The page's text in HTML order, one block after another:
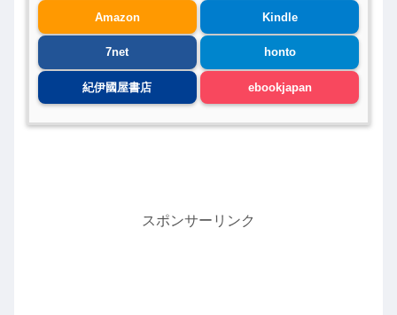
Amazon Kindle
7net honto
紀伊國屋書店 ebookjapan
スポンサーリンク